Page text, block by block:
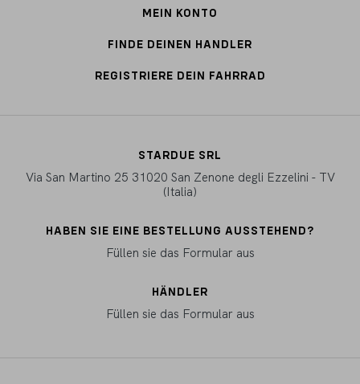
MEIN KONTO
FINDE DEINEN HANDLER
REGISTRIERE DEIN FAHRRAD
STARDUE SRL
Via San Martino 25 31020 San Zenone degli Ezzelini - TV
(Italia)
HABEN SIE EINE BESTELLUNG AUSSTEHEND?
Füllen sie das Formular aus
HÄNDLER
Füllen sie das Formular aus